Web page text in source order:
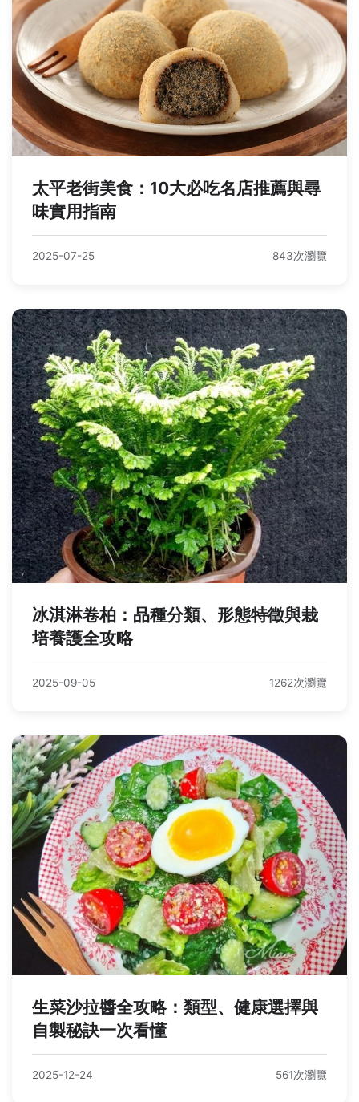
太平老街美食：10大必吃名店推薦與尋
味實用指南
2025-07-25 843次瀏覽
冰淇淋卷柏：品種分類、形態特徵與栽
培養護全攻略
2025-09-05 1262次瀏覽
生菜沙拉醬全攻略：類型、健康選擇與
自製秘訣一次看懂
2025-12-24 561次瀏覽